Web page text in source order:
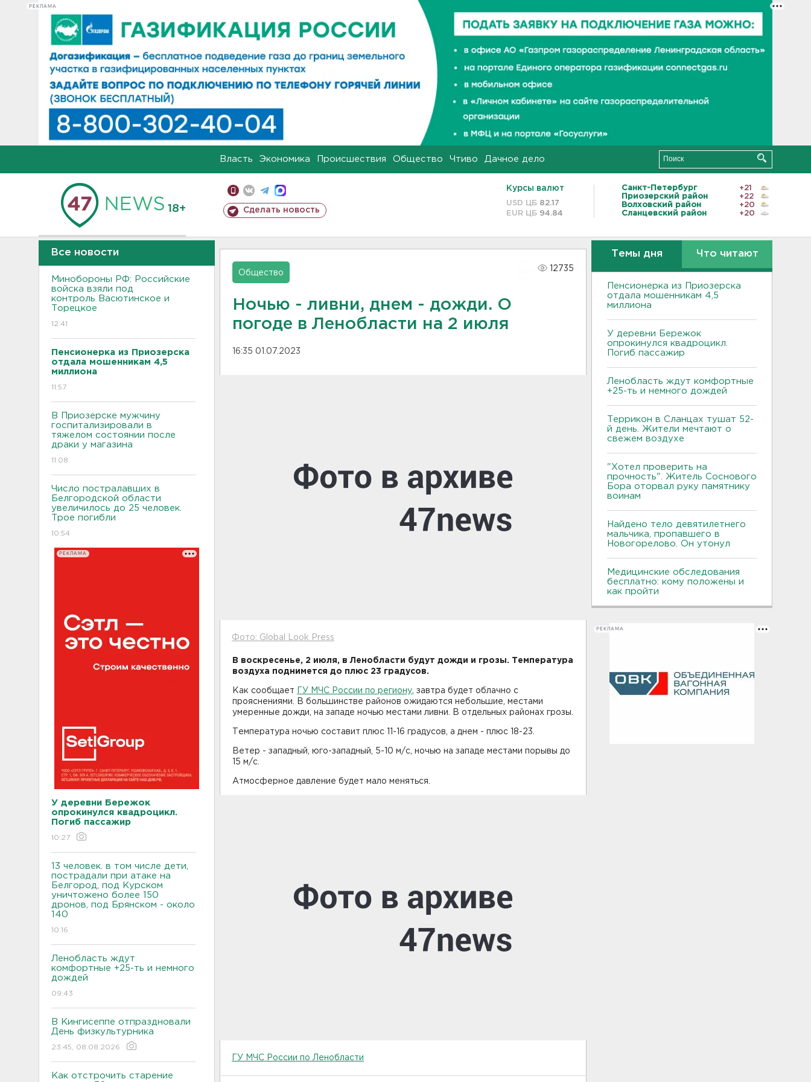
РЕКЛАМА
Власть Экономика Происшествия Общество Чтиво Дачное дело
18+ Сделать новость
Курсы валют
USD ЦБ 82.17
EUR ЦБ 94.84
Санкт-Петербург
+21
Приозерский район
+22
Волховский район
+20
Сланцевский район
+20
Все новости
Минобороны РФ: Российские
войска взяли под
контроль Васютинское и
Торецкое
12:41
Пенсионерка из Приозерска
отдала мошенникам 4,5
миллиона
11:57
В Приозерске мужчину
госпитализировали в
тяжелом состоянии после
драки у магазина
11:08
Число постралавших в
Белгородской области
увеличилось до 25 человек.
Трое погибли
10:54
РЕКЛАМА
У деревни Бережок
опрокинулся квадроцикл.
Погиб пассажир
10:27
13 человек. в том числе дети,
пострадали при атаке на
Белгород, под Курском
уничтожено более 150
дронов, под Брянском - около
140
10:16
Ленобласть ждут
комфортные +25-ть и немного
дождей
09:43
В Кингисеппе отпраздновали
День физкультурника
23:45, 08.08.2026
Как отстрочить старение
Общество
12735
Ночью - ливни, днем - дожди. О
погоде в Ленобласти на 2 июля
16:35 01.07.2023
Фото: Global Look Press
В воскресенье, 2 июля, в Ленобласти будут дожди и грозы. Температура
воздуха поднимется до плюс 23 градусов.
Как сообщает ГУ МЧС России по региону , завтра будет облачно с
прояснениями. В большинстве районов ожидаются небольшие, местами
умеренные дожди, на западе ночью местами ливни. В отдельных районах грозы.
Температура ночью составит плюс 11-16 градусов, а днем - плюс 18-23.
Ветер - западный, юго-западный, 5-10 м/с, ночью на западе местами порывы до
15 м/с.
Атмосферное давление будет мало меняться.
ГУ МЧС России по Ленобласти
Темы дня Что читают
Пенсионерка из Приозерска
отдала мошенникам 4,5
миллиона
У деревни Бережок
опрокинулся квадроцикл.
Погиб пассажир
Ленобласть ждут комфортные
+25-ть и немного дождей
Террикон в Сланцах тушат 52-
й день. Жители мечтают о
свежем воздухе
"Хотел проверить на
прочность". Житель Соснового
Бора оторвал руку памятнику
воинам
Найдено тело девятилетнего
мальчика, пропавшего в
Новогорелово. Он утонул
Медицинские обследования
бесплатно: кому положены и
как пройти
РЕКЛАМА